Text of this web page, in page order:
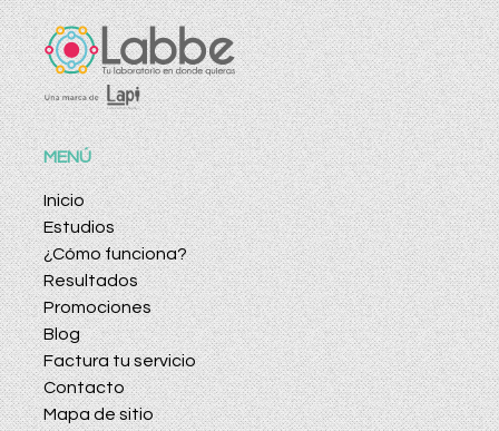
MENÚ
Inicio
Estudios
¿Cómo funciona?
Resultados
Promociones
Blog
Factura tu servicio
Contacto
Mapa de sitio